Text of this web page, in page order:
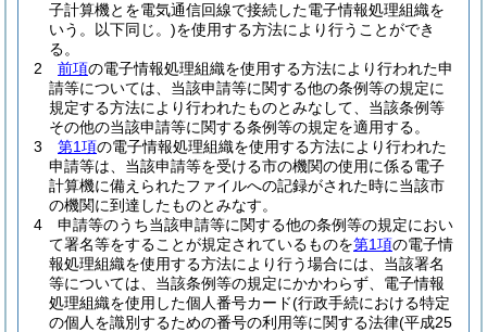
子計算機とを電気通信回線で接続した電子情報処理組織を
いう。以下同じ。)を使用する方法により行うことができ
る。
2
前項の電子情報処理組織を使用する方法により行われた申
請等については、当該申請等に関する他の条例等の規定に
規定する方法により行われたものとみなして、当該条例等
その他の当該申請等に関する条例等の規定を適用する。
3
第1項の電子情報処理組織を使用する方法により行われた
申請等は、当該申請等を受ける市の機関の使用に係る電子
計算機に備えられたファイルへの記録がされた時に当該市
の機関に到達したものとみなす。
4
申請等のうち当該申請等に関する他の条例等の規定におい
て署名等をすることが規定されているものを第1項の電子情
報処理組織を使用する方法により行う場合には、当該署名
等については、当該条例等の規定にかかわらず、電子情報
処理組織を使用した個人番号カード(行政手続における特定
の個人を識別するための番号の利用等に関する法律(平成25